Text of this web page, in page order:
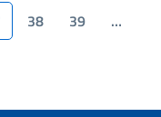
38 39
…